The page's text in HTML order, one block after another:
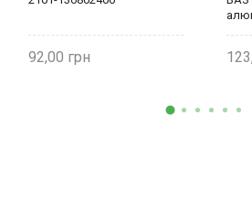
92,00